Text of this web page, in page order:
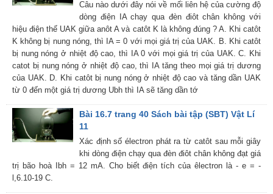
Câu nào dưới đây nói về mối liên hệ của cường độ
dòng điện IA chạy qua đèn điôt chân không với
hiệu điện thế UAK giữa anôt A và catôt K là không đúng ? A. Khi catôt
K không bị nung nóng, thì IA = 0 với mọi giá trị của UAK. B. Khi catôt
bị nung nóng ở nhiệt độ cao, thì IA 0 với mọi giá trị của UAK. C. Khi
catot bị nung nóng ở nhiệt độ cao, thì IA tăng theo mọi giá trị dương
của UAK. D. Khi catôt bị nung nóng ở nhiệt độ cao và tăng dần UAK
từ 0 đến một giá trị dương Ubh thì IA sẽ tăng dần tớ
Bài 16.7 trang 40 Sách bài tập (SBT) Vật Lí
11
Xác định số électron phát ra từ catôt sau mỗi giây
khi dòng điện chạy qua đèn điôt chân không đạt giá
trị bão hoà Ibh = 12 mA. Cho biết điện tích của êlectron là - e = -
l,6.10-19 C.